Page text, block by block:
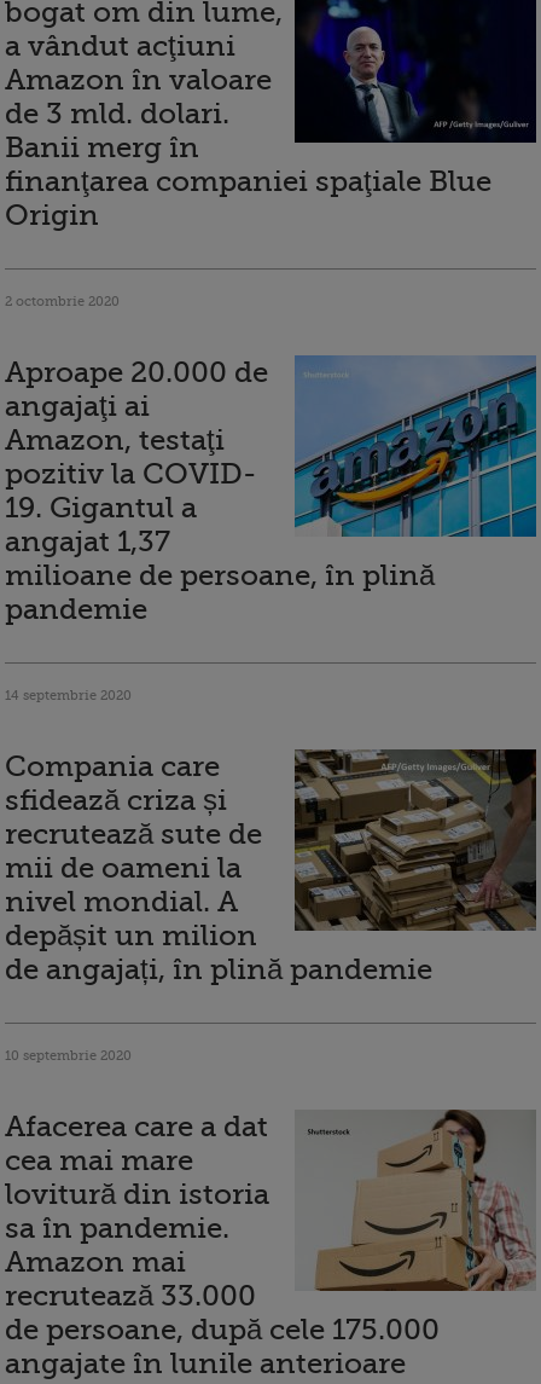
bogat om din lume,
a vândut acţiuni
Amazon în valoare
de 3 mld. dolari.
Banii merg în
finanţarea companiei spaţiale Blue
Origin
2 octombrie 2020
Aproape 20.000 de
angajaţi ai
Amazon, testaţi
pozitiv la COVID-
19. Gigantul a
angajat 1,37
milioane de persoane, în plină
pandemie
14 septembrie 2020
Compania care
sfidează criza și
recrutează sute de
mii de oameni la
nivel mondial. A
depășit un milion
de angajați, în plină pandemie
10 septembrie 2020
Afacerea care a dat
cea mai mare
lovitură din istoria
sa în pandemie.
Amazon mai
recrutează 33.000
de persoane, după cele 175.000
angajate în lunile anterioare